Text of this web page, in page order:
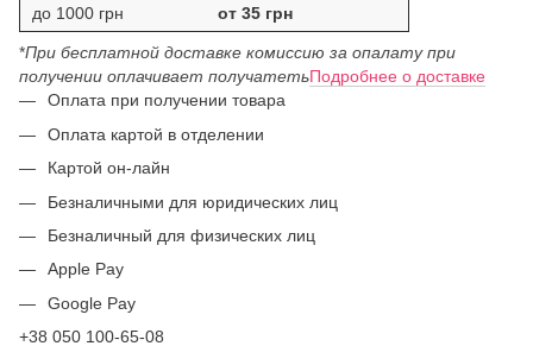
до 1000 грн
от 35 грн
*При бесплатной доставке комиссию за опалату при
получении оплачивает получатетьПодробнее о доставке
Оплата при получении товара
Оплата картой в отделении
Картой он-лайн
Безналичными для юридических лиц
Безналичный для физических лиц
Apple Pay
Google Pay
+38 050 100-65-08